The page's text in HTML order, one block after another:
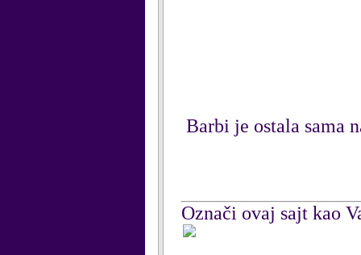
Barbi je ostala sama
Označi ovaj sajt kao